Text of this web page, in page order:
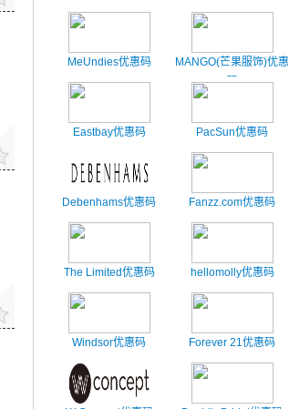
MeUndies优惠码
MANGO(芒果服饰)优惠
码
Eastbay优惠码 PacSun优惠码
Debenhams优惠码 Fanzz.com优惠码
The Limited优惠码 hellomolly优惠码
Windsor优惠码 Forever 21优惠码